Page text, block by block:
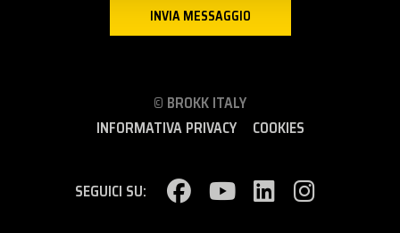
© BROKK ITALY
INFORMATIVA PRIVACY
COOKIES
SEGUICI SU: